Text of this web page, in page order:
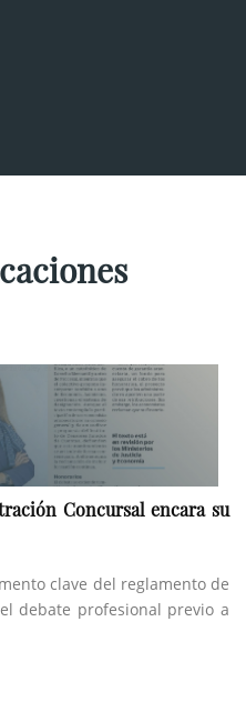
Concursal encara su
clave del reglamento de
debate profesional previo a